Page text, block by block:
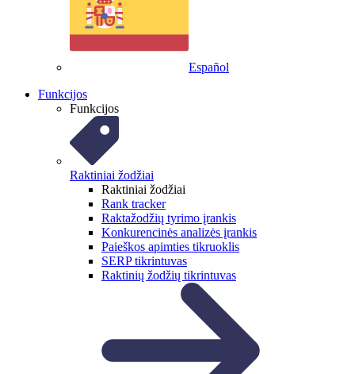
Español
Funkcijos
Funkcijos
Raktiniai žodžiai
Raktiniai žodžiai
Rank tracker
Raktažodžių tyrimo įrankis
Konkurencinės analizės įrankis
Paieškos apimties tikruoklis
SERP tikrintuvas
Raktinių žodžių tikrintuvas